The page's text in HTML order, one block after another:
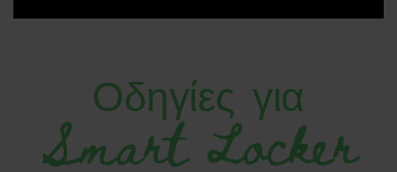
Οδηγίες για
Smart Locker